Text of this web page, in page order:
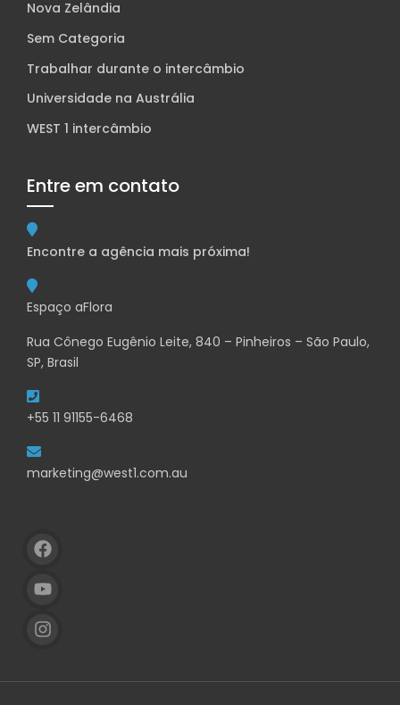
Nova Zelândia
Sem Categoria
Trabalhar durante o intercâmbio
Universidade na Austrália
WEST 1 intercâmbio
Entre em contato
Encontre a agência mais próxima!
Espaço aFlora
Rua Cônego Eugênio Leite, 840 – Pinheiros – São Paulo,
SP, Brasil
+55 11 91155-6468
marketing@west1.com.au